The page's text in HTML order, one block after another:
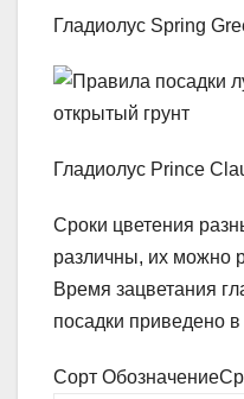
Гладиолус Spring
Гладиолус Prince
Сроки цветения
различны, их можно
Время зацветания
посадки приведено в
Сорт